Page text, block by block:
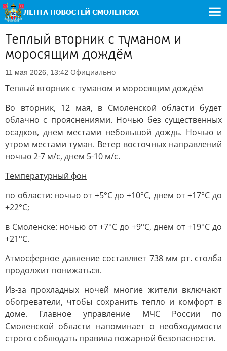
Теплый вторник с туманом и
моросящим дождём
11 мая 2026, 13:42 Официально
Теплый вторник с туманом и моросящим дождём
Во вторник, 12 мая, в Смоленской области будет
облачно с прояснениями. Ночью без существенных
осадков, днем местами небольшой дождь. Ночью и
утром местами туман. Ветер восточных направлений
ночью 2-7 м/с, днем 5-10 м/с.
Температурный фон
по области: ночью от +5°С до +10°С, днем от +17°С до
+22°С;
в Смоленске: ночью от +7°С до +9°С, днем от +19°С до
+21°С.
Атмосферное давление составляет 738 мм рт. столба
продолжит понижаться.
Из-за прохладных ночей многие жители включают
обогреватели, чтобы сохранить тепло и комфорт в
доме. Главное управление МЧС России по
Смоленской области напоминает о необходимости
строго соблюдать правила пожарной безопасности.